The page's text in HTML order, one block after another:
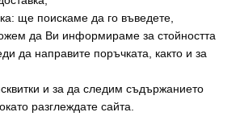
ще поискаме да го въведете,
да Ви информираме за стойността
да направите поръчката, както и за
и за да следим съдържанието
разглеждате сайта.